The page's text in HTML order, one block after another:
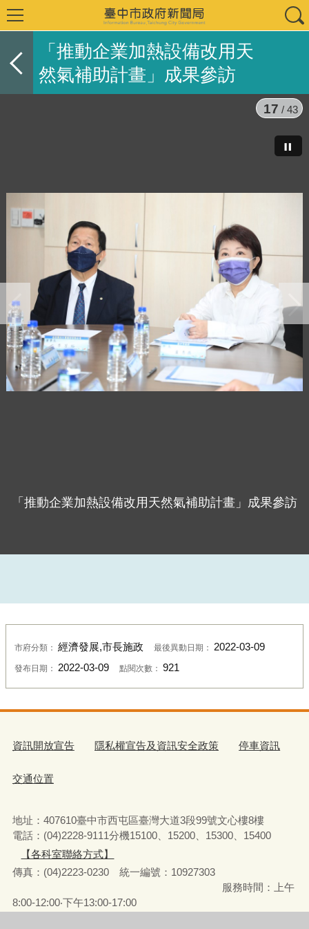
「推動企業加熱設備改用天
然氣補助計畫」成果參訪
「推動企業加熱設備改用天然氣補助計畫」成果參訪
17 / 43
市府分類： 經濟發展,市長施政 最後異動日期： 2022-03-09
發布日期： 2022-03-09 點閱次數： 921
資訊開放宣告 隱私權宣告及資訊安全政策 停車資訊
交通位置
地址：407610臺中市西屯區臺灣大道3段99號文心樓8樓
電話：(04)2228-9111分機15100、15200、15300、15400
【各科室聯絡方式】
傳真：(04)2223-0230 統一編號： 10927303
服務時間：上午
8:00-12:00‧下午13:00-17:00